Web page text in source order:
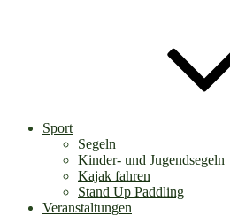
Sport
Segeln
Kinder- und Jugendsegeln
Kajak fahren
Stand Up Paddling
Veranstaltungen